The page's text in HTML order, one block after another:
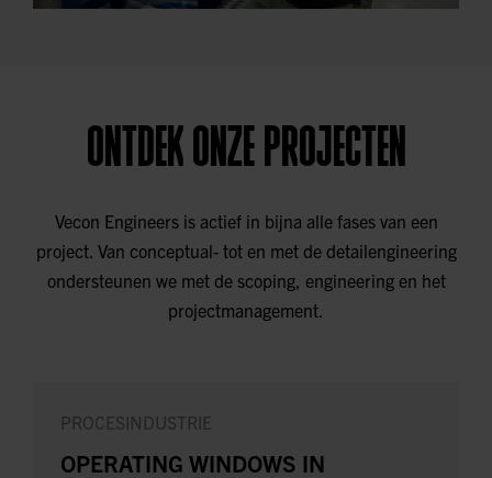
ONTDEK ONZE PROJECTEN
Vecon Engineers is actief in bijna alle fases van een
project. Van conceptual- tot en met de detailengineering
ondersteunen we met de scoping, engineering en het
projectmanagement.
PROCESINDUSTRIE
OPERATING WINDOWS IN